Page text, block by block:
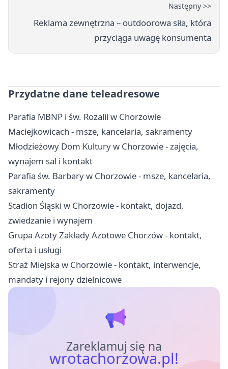
Następny >>
Reklama zewnętrzna – outdoorowa siła, która
przyciąga uwagę konsumenta
Przydatne dane teleadresowe
Parafia MBNP i św. Rozalii w Chorzowie
Maciejkowicach - msze, kancelaria, sakramenty
Młodzieżowy Dom Kultury w Chorzowie - zajęcia,
wynajem sal i kontakt
Parafia św. Barbary w Chorzowie - msze, kancelaria,
sakramenty
Stadion Śląski w Chorzowie - kontakt, dojazd,
zwiedzanie i wynajem
Grupa Azoty Zakłady Azotowe Chorzów - kontakt,
oferta i usługi
Straż Miejska w Chorzowie - kontakt, interwencje,
mandaty i rejony dzielnicowe
Zareklamuj się na
wrotachorzowa.pl!